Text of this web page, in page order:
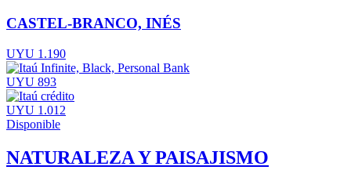
CASTEL-BRANCO, INÉS
UYU 1.190
UYU 893
UYU 1.012
Disponible
NATURALEZA Y PAISAJISMO